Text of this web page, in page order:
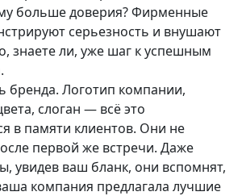
больше доверия? Фирменные
серьезность и внушают
знаете ли, уже шаг к успешным
бренда. Логотип компании,
слоган — всё это
в памяти клиентов. Они не
первой же встречи. Даже
увидев ваш бланк, они вспомнят,
компания предлагала лучшие